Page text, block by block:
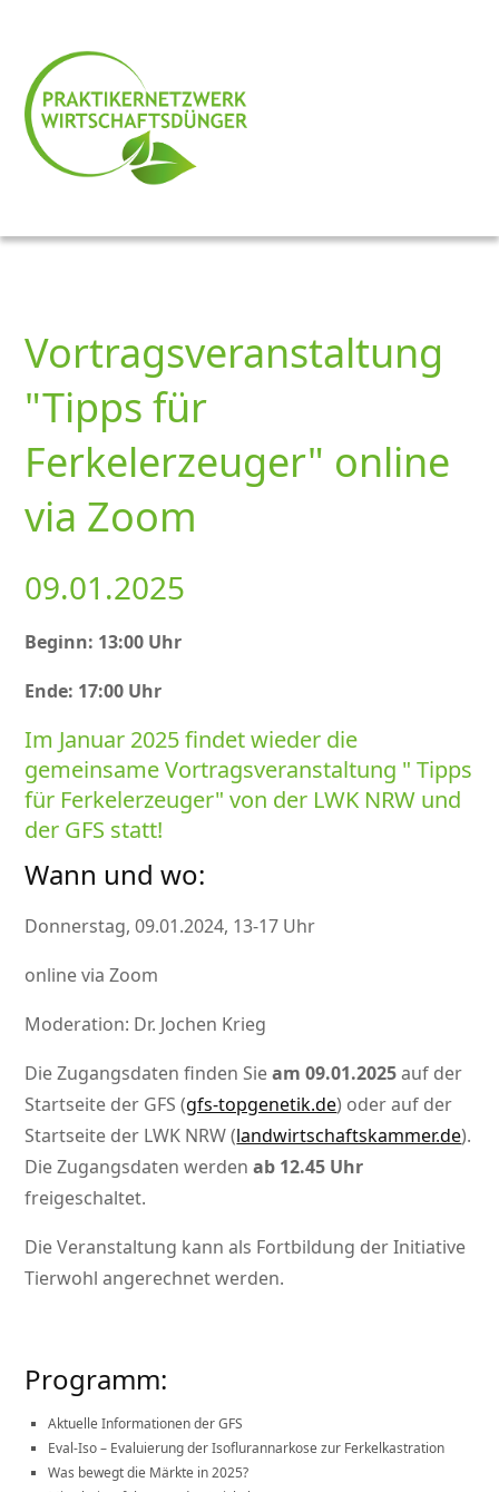
Vortragsveranstaltung
"Tipps für
Ferkelerzeuger" online
via Zoom
09.01.2025
Beginn: 13:00 Uhr
Ende: 17:00 Uhr
Im Januar 2025 findet wieder die
gemeinsame Vortragsveranstaltung
Tipps
für Ferkelerzeuger von der LWK NRW und
der GFS statt!
Wann und wo:
Donnerstag, 09.01.2024, 13-17 Uhr
online via Zoom
Moderation: Dr. Jochen Krieg
Die Zugangsdaten finden Sieam 09.01.2025auf der
Startseite der GFS (gfs-topgenetik.de) oder auf der
Startseite der LWK NRW (landwirtschaftskammer.de).
Die Zugangsdaten werdenab 12.45 Uhr
freigeschaltet.
Die Veranstaltung kann als Fortbildung der Initiative
Tierwohl angerechnet werden.
Programm:
Aktuelle Informationen der GFS
Eval-Iso – Evaluierung der Isoflurannarkose zur Ferkelkastration
Was bewegt die Märkte in 2025?